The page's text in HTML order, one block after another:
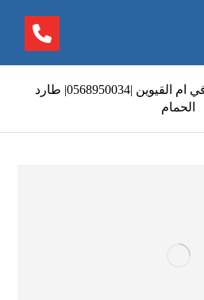
شركة مكافحة الحمام في ام القيوين |0568950034| طارد
الحمام